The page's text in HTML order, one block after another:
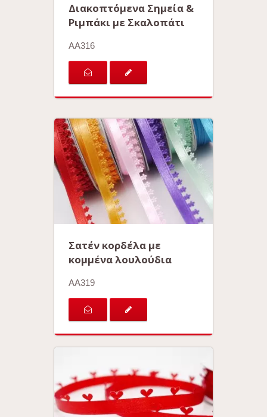
Διακοπτόμενα Σημεία &
Ριμπάκι με Σκαλοπάτι
AA316
Σατέν κορδέλα με
κομμένα λουλούδια
AA319